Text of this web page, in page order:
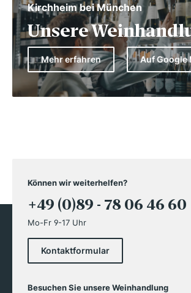
Kirchheim bei München
Unsere
Mehr erfahren Auf Google
Können wir weiterhelfen?
+49 (0)89 - 78 06 46 60
Mo-Fr 9-17 Uhr
Kontaktformular
Besuchen Sie unsere Weinhandlung